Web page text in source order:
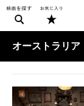
オーストラリア